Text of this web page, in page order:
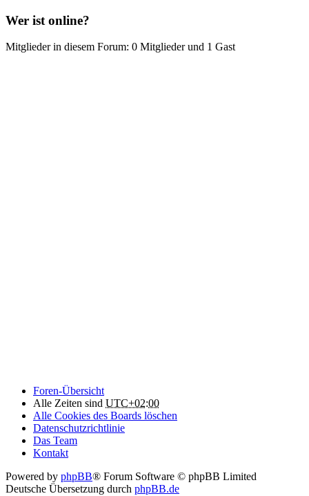
Wer ist online?
Mitglieder in diesem Forum: 0 Mitglieder und 1 Gast
Foren-Übersicht
Alle Zeiten sind UTC+02:00
Alle Cookies des Boards löschen
Datenschutzrichtlinie
Das Team
Kontakt
Powered by phpBB® Forum Software © phpBB Limited
Deutsche Übersetzung durch phpBB.de